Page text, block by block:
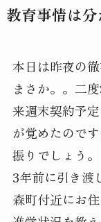
教育事情は
本日は昨夜の
まさか。。二
来週末契約予
が覚めたので
振りでしょう。
3年前に引き渡
森町付近にお